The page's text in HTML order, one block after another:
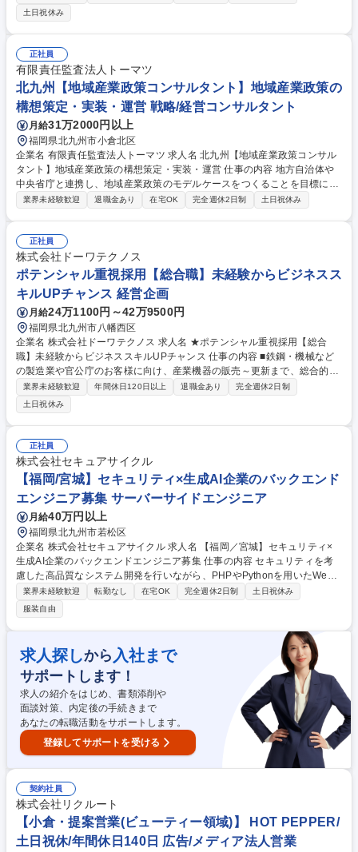
します。 【業務詳細】※スキル/経験に合わせて、できる業務からお任せ
います。 ■企業戦略の策定および実行支援 ■経営計画の立案、管理 ■業績
評価・改善提案の実施 ■事業推進プロジェクトの計画と管理 ■リスク管理
および対策の検討・実施 募集職種 ★ポテンシャル重視採用！【経営企
画】未経験からビジネススキルUPのチャンス
土日祝休み
正社員
有限責任監査法人トーマツ
北九州【地域産業政策コンサルタント】地域産業政策の
構想策定・実装・運営 戦略/経営コンサルタント
月給31万2000円以上
福岡県北九州市小倉北区
企業名 有限責任監査法人トーマツ 求人名 北九州【地域産業政策コンサル
タント】地域産業政策の構想策定・実装・運営 仕事の内容 地方自治体や
中央省庁と連携し、地域産業政策のモデルケースをつくることを目標に、
構想から実装・運営まで一貫してお任せします。 ■行政案件における事務
コシステム形成を見据えたコミュニティ・イベントの設計・運営 ※担当テ
ーマ例：地域産業戦略、起業支援施策、海外展開支援、エコシステム構築
等 【参考URL】https://www.deloitte.com/jp/ja/careers/deloitte-touche-to
hmatsu.html ※仕事を知る＞アドバイザリー＞西日本アドバイザリーをご
確認ください 募集職種 北九州【地域産業政策コンサルタント】地域産業
政策の構想策定・実装・運営
業界未経験歓迎 退職金あり 在宅OK 完全週休2日制 土日祝休み
正社員
株式会社ドーワテクノス
ポテンシャル重視採用【総合職】未経験からビジネスス
キルUPチャンス 経営企画
月給24万1100円～42万9500円
福岡県北九州市八幡西区
企業名 株式会社ドーワテクノス 求人名 ★ポテンシャル重視採用【総合
職】未経験からビジネススキルUPチャンス 仕事の内容 ■鉄鋼・機械など
の製造業や官公庁のお客様に向け、産業機器の販売～更新まで、総合的な
ソリューションを提供する当社において、マーケティングや経営企画とい
った企画/間接業務をお任せいたします。 【業務例】※スキル/経験に合わ
せて、できる業務からお任せいます。 ≪マーケティング≫■市場分析■タ
ーゲット企業や業界セグメントの選定■重点企業への戦略的アプローチの
策定■営業本部の活動支援、他 ≪経営企画≫■企業戦略の策定および実行
支援■経営計画の立案、管理 ■業績評価・改善提案の実施■事業推進プロジ
ェクトの計画と管理 ■リスク管理および対策の検討・実施 募集職種 ★ポ
テンシャル重視採用【総合職】未経験からビジネススキルUPチャンス
業界未経験歓迎 年間休日120日以上 退職金あり
完全週休2日制
土日祝休み
正社員
株式会社セキュアサイクル
【福岡/宮城】セキュリティ×生成AI企業のバックエンド
エンジニア募集 サーバーサイドエンジニア
月給40万円以上
福岡県北九州市若松区
企業名 株式会社セキュアサイクル 求人名 【福岡／宮城】セキュリティ×
生成AI企業のバックエンドエンジニア募集 仕事の内容 セキュリティを考
慮した高品質なシステム開発を行いながら、PHPやPythonを用いたWeb
アプリケーションの開発・運用に携わっていただきます。 OpenAIやAzur
e OpenAIと連携したプロダクト開発にも取り組んでおり、最先端の技術に
触れながら設計・保守まで幅広く関わることが可能です。 ・OpenAI／Az
ure OpenAIと連動したWebアプリケーションの開発・運用保守 ・保守性
を考慮したモジュール設計 ・各種設計ドキュメント作成 募集職種 【福岡
／宮城】セキュリティ×生成AI企業のバックエンドエンジニア募集
業界未経験歓迎 転勤なし 在宅OK 完全週休2日制
土日祝休み
服装自由
求人探しから 入社まで
サポートします！
求人の紹介をはじめ、書類添削や
面談対策、内定後の手続きまで
あなたの転職活動をサポートします。
登録してサポートを受ける
契約社員
株式会社リクルート
【小倉・提案営業(ビューティー領域)】 HOT PEPPER/
土日祝休/年間休日140日 広告/メディア法人営業